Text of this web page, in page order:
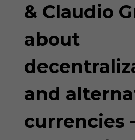
& Claudio
about
and
currencies